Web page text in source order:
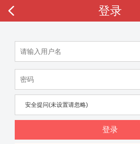
登录
安全提问(未设置请忽略)
登录